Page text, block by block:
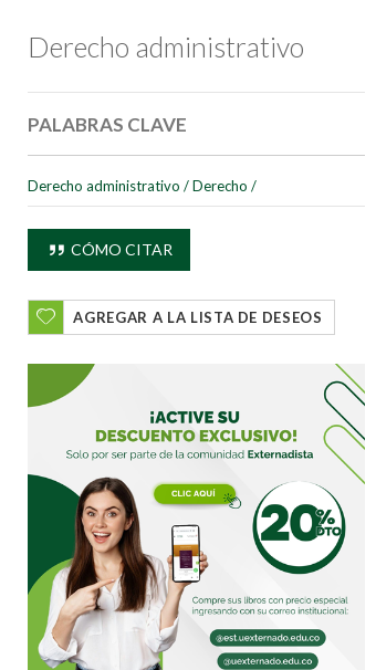
Derecho administrativo
PALABRAS CLAVE
Derecho administrativo / Derecho /
CÓMO CITAR
AGREGAR A LA LISTA DE DESEOS